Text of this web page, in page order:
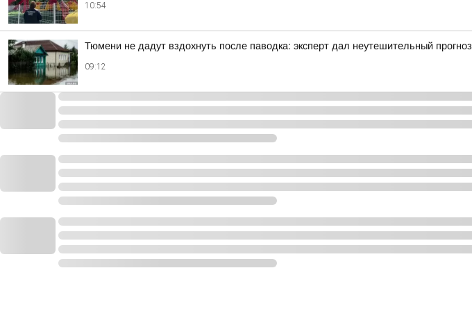
10:54
Тюмени не дадут вздохнуть после паводка: эксперт дал неутешительный прогноз
09:12